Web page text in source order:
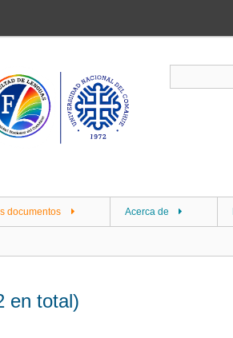
documentos Acerca de
en total)